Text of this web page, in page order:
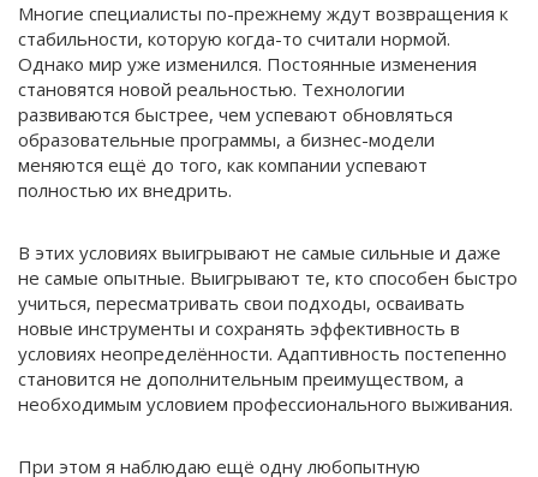
Многие специалисты по-прежнему ждут возвращения к
стабильности, которую когда-то считали нормой.
Однако мир уже изменился. Постоянные изменения
становятся новой реальностью. Технологии
развиваются быстрее, чем успевают обновляться
образовательные программы, а бизнес-модели
меняются ещё до того, как компании успевают
полностью их внедрить.
В этих условиях выигрывают не самые сильные и даже
не самые опытные. Выигрывают те, кто способен быстро
учиться, пересматривать свои подходы, осваивать
новые инструменты и сохранять эффективность в
условиях неопределённости. Адаптивность постепенно
становится не дополнительным преимуществом, а
необходимым условием профессионального выживания.
При этом я наблюдаю ещё одну любопытную